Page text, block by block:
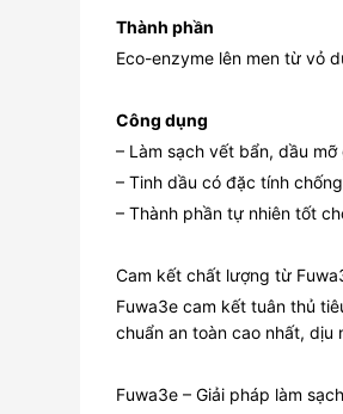
Thành phần
Eco-enzyme lên men từ vỏ
Công dụng
– Làm sạch vết bẩn, dầu
– Tinh dầu có đặc tính
– Thành phần tự nhiên tốt
Cam kết chất lượng từ
Fuwa3e cam kết tuân thủ
chuẩn an toàn cao nhất, dịu
Fuwa3e – Giải pháp làm